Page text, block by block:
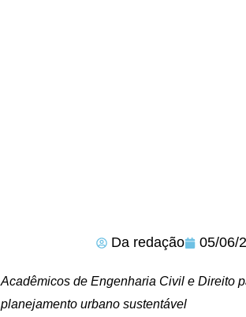
Da redação 05/06/
Acadêmicos de Engenharia Civil e Direito
planejamento urbano sustentável